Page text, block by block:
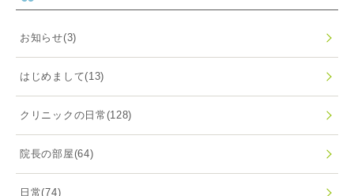
お知らせ(3)
はじめまして(13)
クリニックの日常(128)
院長の部屋(64)
日常(74)